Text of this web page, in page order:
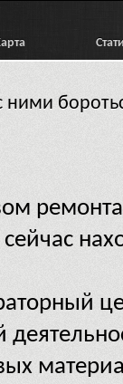
ними
сейчас